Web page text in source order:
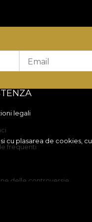
si cu plasarea de cookies, cu
Email
legali
frequenti
delle controversie